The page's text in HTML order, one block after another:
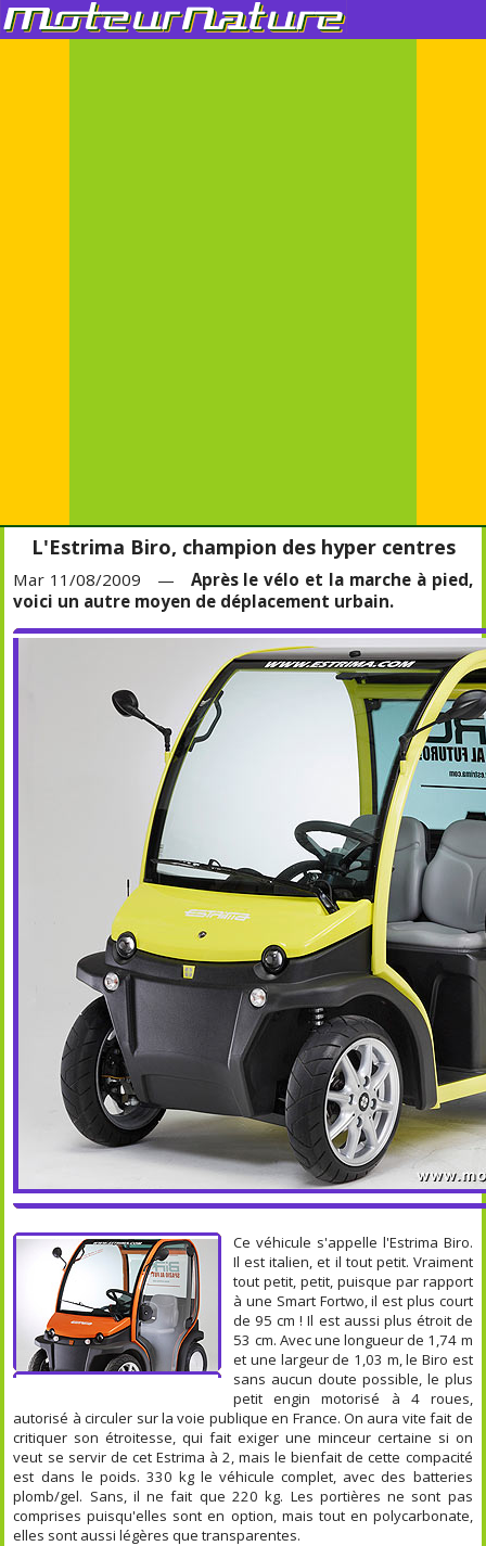
L'Estrima Biro, champion des hyper centres
Mar 11/08/2009 — Après le vélo et la marche à pied,
voici un autre moyen de déplacement urbain.
Ce véhicule s'appelle l'Estrima Biro.
Il est italien, et il tout petit. Vraiment
tout petit, petit, puisque par rapport
à une Smart Fortwo, il est plus court
de 95 cm ! Il est aussi plus étroit de
53 cm. Avec une longueur de 1,74 m
et une largeur de 1,03 m, le Biro est
sans aucun doute possible, le plus
petit engin motorisé à 4 roues,
autorisé à circuler sur la voie publique en France. On aura vite fait de
critiquer son étroitesse, qui fait exiger une minceur certaine si on
veut se servir de cet Estrima à 2, mais le bienfait de cette compacité
est dans le poids. 330 kg le véhicule complet, avec des batteries
plomb/gel. Sans, il ne fait que 220 kg. Les portières ne sont pas
comprises puisqu'elles sont en option, mais tout en polycarbonate,
elles sont aussi légères que transparentes.